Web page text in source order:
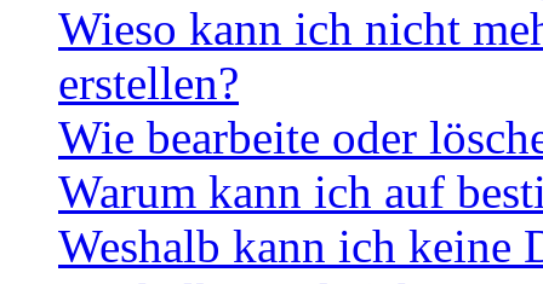
Wieso kann ich nicht
erstellen?
Wie bearbeite oder
Warum kann ich auf
Weshalb kann ich keine